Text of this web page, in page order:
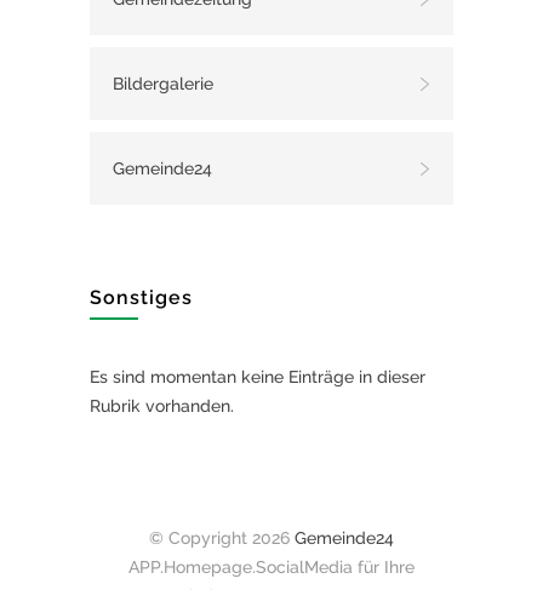
Bildergalerie
Gemeinde24
Sonstiges
Es sind momentan keine Einträge in dieser
Rubrik vorhanden.
© Copyright 2026 Gemeinde24
APP.Homepage.SocialMedia für Ihre